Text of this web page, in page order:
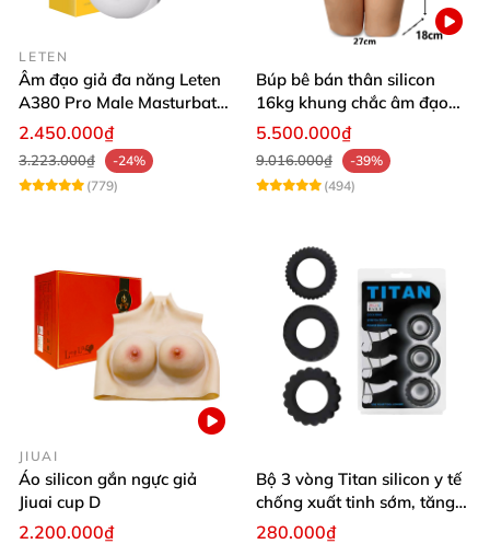
LETEN
Âm đạo giả đa năng Leten
A380 Pro Male Masturbator
Version 3
2.450.000₫
3.223.000₫
-24%
(779)
Búp bê bán thân silicon
16kg khung chắc âm đạo
khít hồng
5.500.000₫
9.016.000₫
-39%
(494)
JIUAI
Áo silicon gắn ngực giả
Jiuai cup D
2.200.000₫
Bộ 3 vòng Titan silicon y tế
chống xuất tinh sớm, tăng
khoái cảm
280.000₫